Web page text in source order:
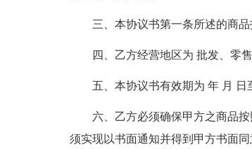
三、本协议书第一条所述的商
四、乙方经营地区为 批发、零售
五、本协议书有效期为 年 月 日
六、乙方必须确保甲方之商品
须实现以书面通知并得到甲方书面同